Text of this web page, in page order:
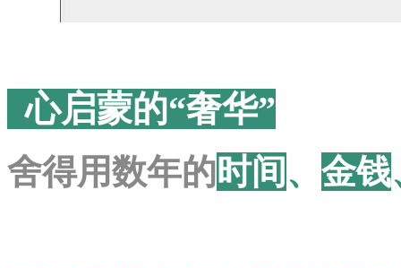
心启蒙的“奢华”
舍得用数年的时间 、 金钱